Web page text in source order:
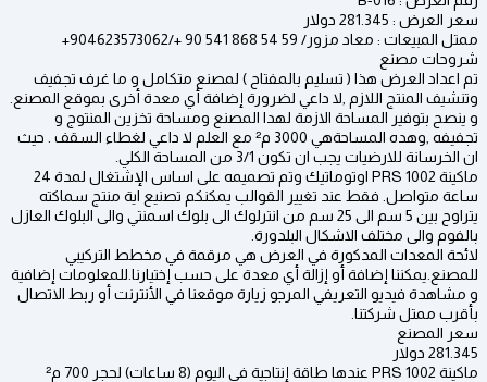
سعر العرض : 281.345 دولار
ممتل المبيعات : معاد مزور/ 59 54 868 541 90 +/904623573062+
شروحات مصنع
تم اعداد العرض هذا ( تسليم بالمفتاح ) لمصنع متكامل و ما غرف تجفيف
وتنشيف المنتج اللازم ,لا داعي لضرورة إضافة أي معدة أخرى بموقع المصنع.
و ينصح بتوفير المساحة الازمة لهدا المصنع ومساحة تخزين المنتوج و
تجفيفه ,وهده المساحةهي 3000 م² مع العلم لا داعي لغطاء السقف . حيث
ان الخرسانة للارضيات يجب ان تكون 3/1 من المساحة الكلي.
ماكينة 1002 PRS اوتوماتيك وتم تصميمه على اساس الإشتغال لمدة 24
ساعة متواصل. فقط عند تغيير القوالب يمكنكم تصنيع اية منتج سماكته
يتراوح بين 5 سم الى 25 سم من انترلوك الى بلوك اسمنتي والى البلوك العازل
بالفوم والى مختلف الاشكال البلدورة.
لائحة المعدات المدكورة في العرض هي مرقمة في مخطط التركيبي
للمصنع.يمكننا إضافة أو إزالة أي معدة على حسب إختيارنا.للمعلومات إضافية
و مشاهدة فيديو التعريفي المرجو زيارة موقعنا في الأنترنت أو ربط الاتصال
بأقرب ممتل شركتنا.
سعر المصنع
281.345 دولار
ماكينة 1002 PRS عندها طاقة إنتاجية في اليوم (8 ساعات) لحجر 700 م²